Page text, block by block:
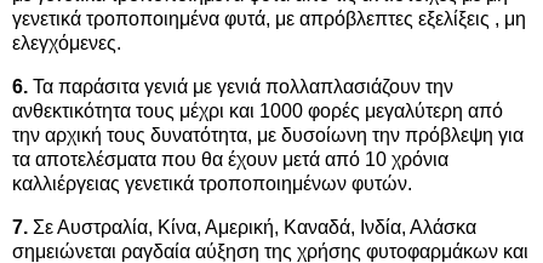
γενετικά τροποποιημένα φυτά, με απρόβλεπτες εξελίξεις , μη
ελεγχόμενες.
6. Τα παράσιτα γενιά με γενιά πολλαπλασιάζουν την
ανθεκτικότητα τους μέχρι και 1000 φορές μεγαλύτερη από
την αρχική τους δυνατότητα, με δυσοίωνη την πρόβλεψη για
τα αποτελέσματα που θα έχουν μετά από 10 χρόνια
καλλιέργειας γενετικά τροποποιημένων φυτών.
7. Σε Αυστραλία, Κίνα, Αμερική, Καναδά, Ινδία, Αλάσκα
σημειώνεται ραγδαία αύξηση της χρήσης φυτοφαρμάκων και